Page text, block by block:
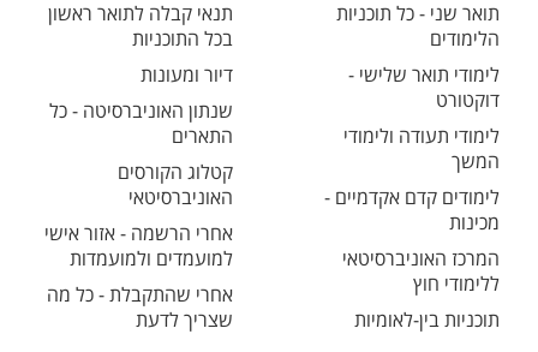
תואר שני - כל תוכניות
הלימודים
לימודי תואר שלישי -
דוקטורט
לימודי תעודה ולימודי
המשך
לימודים קדם אקדמיים -
מכינות
המרכז האוניברסיטאי
ללימודי חוץ
תוכניות בין-לאומיות
תנאי קבלה לתואר ראשון
בכל התוכניות
דיור ומעונות
שנתון האוניברסיטה - כל
התארים
קטלוג הקורסים
האוניברסיטאי
אחרי הרשמה - אזור אישי
למועמדים ולמועמדות
אחרי שהתקבלת - כל מה
שצריך לדעת